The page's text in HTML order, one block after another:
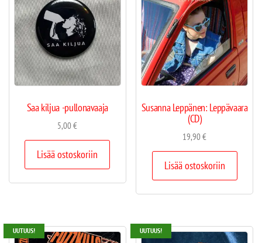
Saa kiljua -pullonavaaja
5,00€
Lisää ostoskoriin
Susanna Leppänen: Leppävaara
(CD)
19,90€
Lisää ostoskoriin
UUTUUS! UUTUUS!